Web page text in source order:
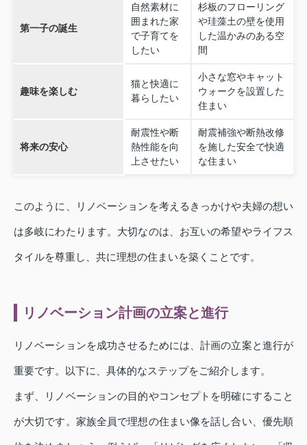
第一子の誕生
自然素材に
囲まれた家
で子育てを
したい
杉板のフローリング
や珪藻土の壁を使用
した温かみのある空
間
趣味を楽しむ
猫と快適に
暮らしたい
小さな窓やキャット
ウォークを設置した
住まい
将来の安心
耐震性や断
熱性能を向
上させたい
耐震補強や断熱改修
を施した安全で快適
な住まい
このように、リノベーションを考えるきっかけや夫婦の想い
は多岐にわたります。大切なのは、お互いの希望やライフス
タイルを尊重し、共に理想の住まいを築くことです。
リノベーション計画の立案と進行
リノベーションを成功させるためには、計画の立案と進行が
重要です。以下に、具体的なステップをご紹介します。
まず、リノベーションの目的やコンセプトを明確にすること
が大切です。家族全員で理想の住まい像を話し合い、優先順